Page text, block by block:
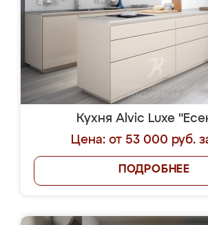
Кухня Alvic Luxe
Цена: от 53 000 руб.
ПОДРОБНЕЕ